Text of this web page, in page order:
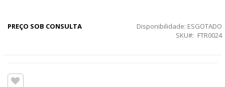
PREÇO SOB CONSULTA Disponibilidade: ESGOTADO
SKU
FTR0024